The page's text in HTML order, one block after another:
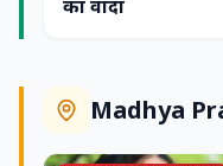
का वादा
Madhya